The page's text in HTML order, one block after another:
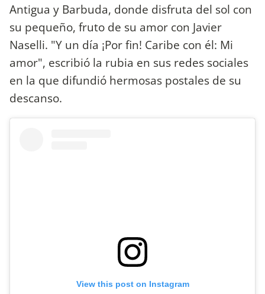
Antigua y Barbuda, donde disfruta del sol con
su pequeño, fruto de su amor con Javier
Naselli. "Y un día ¡Por fin! Caribe con él: Mi
amor", escribió la rubia en sus redes sociales
en la que difundió hermosas postales de su
descanso.
View this post on Instagram